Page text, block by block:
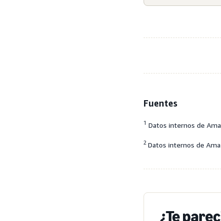
Fuentes
1 Datos internos de
2 Datos internos de
¿Te